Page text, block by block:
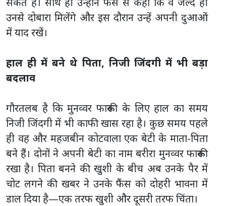
उनसे दोबारा मिलेंगे और इस दौरान उन्हें अपनी दुआओं
में याद रखें।
हाल ही में बने थे पिता, निजी जिंदगी में भी बड़ा
बदलाव
गौरतलब है कि मुनव्वर फारूकी के लिए हाल का समय
निजी जिंदगी में भी काफी खास रहा है। कुछ समय पहले
ही वह और महजबीन कोटवाला एक बेटी के माता-पिता
बने हैं। दोनों ने अपनी बेटी का नाम बरीरा मुनव्वर फारूकी
रखा है। पिता बनने की खुशी के बीच अब उनके पैर में
चोट लगने की खबर ने उनके फैंस को दोहरी भावना में
डाल दिया है—एक तरफ खुशी और दूसरी तरफ चिंता।